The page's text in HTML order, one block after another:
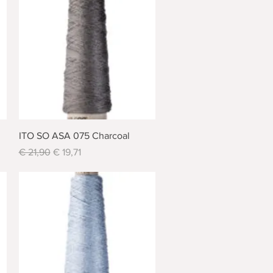
Schnellansicht
ITO SO ASA 075 Charcoal
Standardpreis
€ 21,90 Sale-Preis
€ 19,71